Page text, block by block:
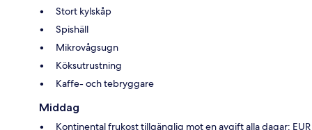
Stort kylskåp
Spishäll
Mikrovågsugn
Köksutrustning
Kaffe- och tebryggare
Middag
Kontinental frukost tillgänglig mot en avgift alla dagar: EUR